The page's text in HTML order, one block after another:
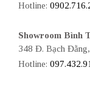
Hotline:
Showroom Bình
348 Đ. Bạch
Hotline: